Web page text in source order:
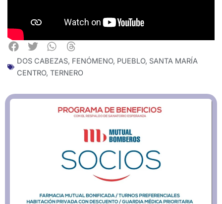
DOS CABEZAS, FENÓMENO, PUEBLO, SANTA MARÍA
CENTRO, TERNERO